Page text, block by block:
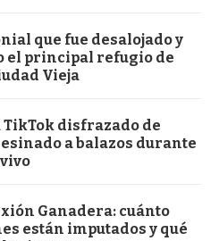
que fue desalojado y
el principal refugio de
Vieja
disfrazado de
a balazos durante
Ganadera: cuánto
están imputados y qué